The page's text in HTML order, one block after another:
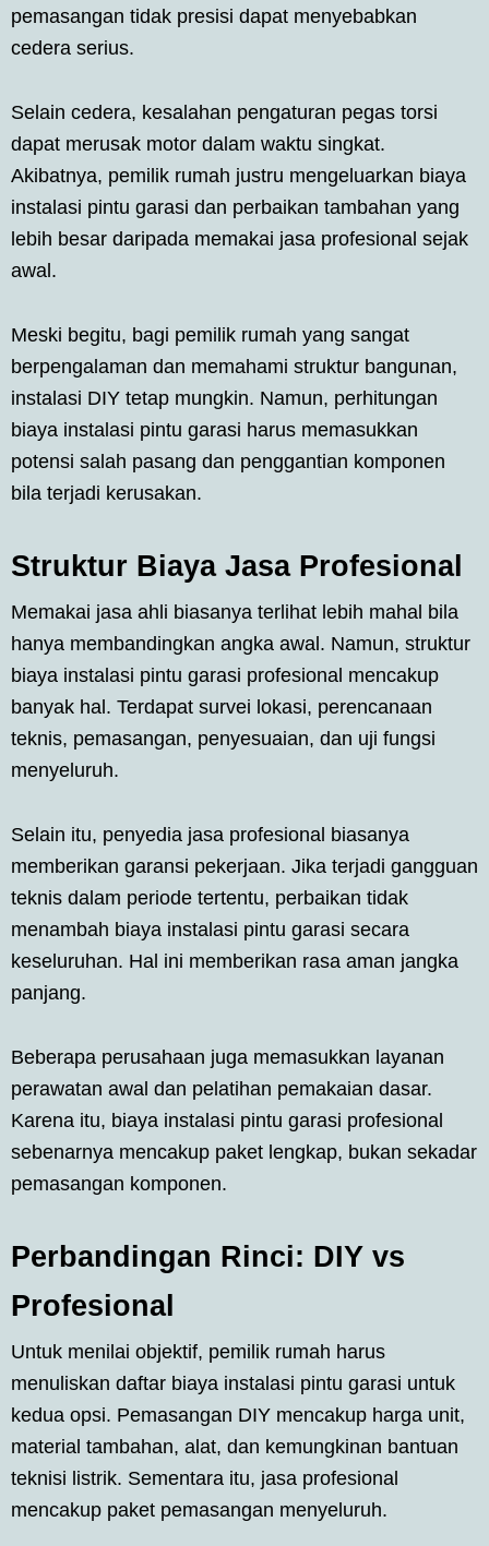
pemasangan tidak presisi dapat menyebabkan
cedera serius.
Selain cedera, kesalahan pengaturan pegas torsi
dapat merusak motor dalam waktu singkat.
Akibatnya, pemilik rumah justru mengeluarkan biaya
instalasi pintu garasi dan perbaikan tambahan yang
lebih besar daripada memakai jasa profesional sejak
awal.
Meski begitu, bagi pemilik rumah yang sangat
berpengalaman dan memahami struktur bangunan,
instalasi DIY tetap mungkin. Namun, perhitungan
biaya instalasi pintu garasi harus memasukkan
potensi salah pasang dan penggantian komponen
bila terjadi kerusakan.
Struktur Biaya Jasa Profesional
Memakai jasa ahli biasanya terlihat lebih mahal bila
hanya membandingkan angka awal. Namun, struktur
biaya instalasi pintu garasi profesional mencakup
banyak hal. Terdapat survei lokasi, perencanaan
teknis, pemasangan, penyesuaian, dan uji fungsi
menyeluruh.
Selain itu, penyedia jasa profesional biasanya
memberikan garansi pekerjaan. Jika terjadi gangguan
teknis dalam periode tertentu, perbaikan tidak
menambah biaya instalasi pintu garasi secara
keseluruhan. Hal ini memberikan rasa aman jangka
panjang.
Beberapa perusahaan juga memasukkan layanan
perawatan awal dan pelatihan pemakaian dasar.
Karena itu, biaya instalasi pintu garasi profesional
sebenarnya mencakup paket lengkap, bukan sekadar
pemasangan komponen.
Perbandingan Rinci: DIY vs
Profesional
Untuk menilai objektif, pemilik rumah harus
menuliskan daftar biaya instalasi pintu garasi untuk
kedua opsi. Pemasangan DIY mencakup harga unit,
material tambahan, alat, dan kemungkinan bantuan
teknisi listrik. Sementara itu, jasa profesional
mencakup paket pemasangan menyeluruh.